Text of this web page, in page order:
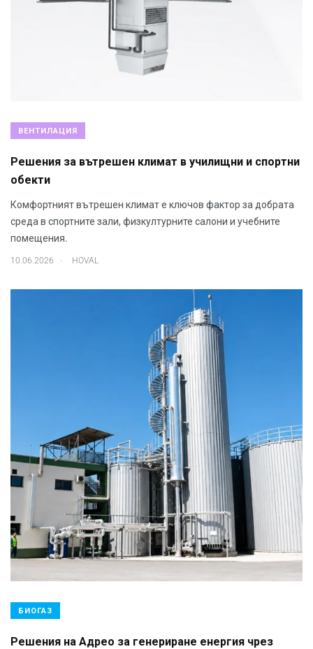
ВЕНТИЛАЦИЯ
Решения за вътрешен климат в училищни и спортни
обекти
Комфортният вътрешен климат е ключов фактор за добрата
среда в спортните зали, физкултурните салони и учебните
помещения.
10.06.2026 . HOVAL
БИОГАЗ
Решения на Адрео за генериране енергия чрез